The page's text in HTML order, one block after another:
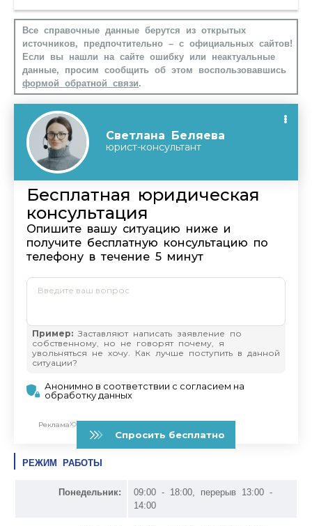
Все справочные данные берутся из открытых
источников, предпочтительно – с официальных сайтов!
Если вы нашли на сайте ошибку или неактуальные
данные, просим сообщить об этом воспользовавшись
формой обратной связи.
РЕЖИМ РАБОТЫ
Понедельник:
09:00 - 18:00, перерыв 13:00 -
14:00